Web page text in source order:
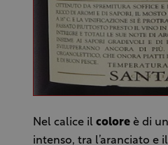
Nel calice il coloreè di
intenso, tra l’aranciato e